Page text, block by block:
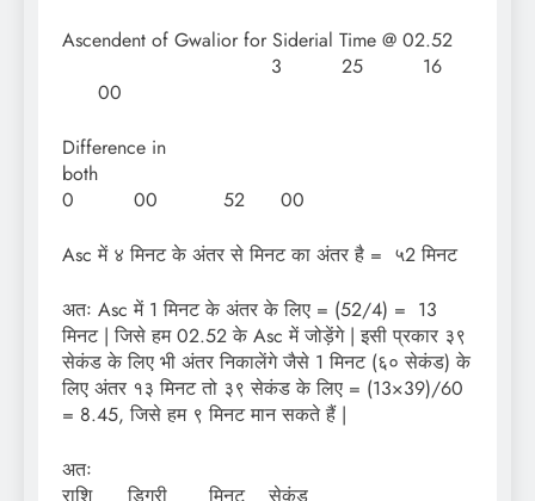
Ascendent of Gwalior for Siderial Time @ 02.52
3 25 16
00
Difference in
0 00 52 00
Asc में ४ मिनट के अंतर से मिनट का अंतर है = ५2 मिनट
अतः Asc में 1 मिनट के अंतर के लिए = (52/4) = 13
मिनट | जिसे हम 02.52 के Asc में जोड़ेंगे | इसी प्रकार ३९
सेकंड के लिए भी अंतर निकालेंगे जैसे 1 मिनट (६० सेकंड) के
लिए अंतर १३ मिनट तो ३९ सेकंड के लिए = (13×39)/60
= 8.45, जिसे हम ९ मिनट मान सकते हैं |
राशि डिग्री मिनट सेकंड